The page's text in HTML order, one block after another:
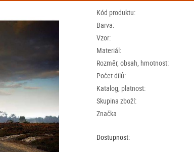
Kód produktu:
Barva:
Vzor:
Materiál:
Rozměr, obsah, hmotnost:
Počet dílů:
Katalog, platnost:
Skupina zboží:
Značka
Dostupnost: